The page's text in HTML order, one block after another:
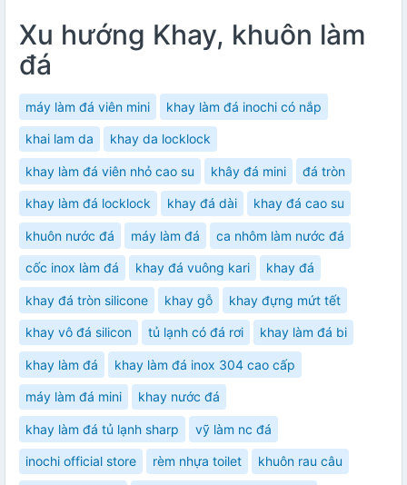
Xu hướng Khay, khuôn làm
đá
máy làm đá viên mini khay làm đá inochi có nắp
khai lam da khay da locklock
khay làm đá viên nhỏ cao su khây đá mini đá tròn
khay làm đá locklock khay đá dài khay đá cao su
khuôn nước đá máy làm đá ca nhôm làm nước đá
cốc inox làm đá khay đá vuông kari khay đá
khay đá tròn silicone khay gỗ khay đựng mứt tết
khay vô đá silicon tủ lạnh có đá rơi khay làm đá bi
khay làm đá khay làm đá inox 304 cao cấp
máy làm đá mini khay nước đá
khay làm đá tủ lạnh sharp vỹ làm nc đá
inochi official store rèm nhựa toilet khuôn rau câu